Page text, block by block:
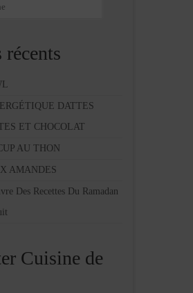
DATTES
ET CHOCOLAT
AU THON
AMANDES
Des Recettes Du Ramadan
Cuisine de